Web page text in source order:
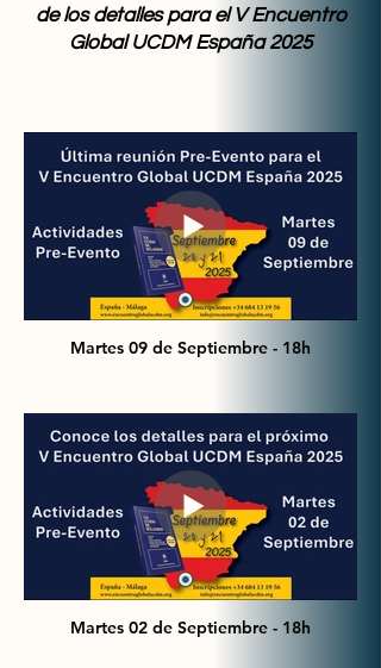
de los detalles para el V Encuentro
Global UCDM España 2025
Martes 09 de Septiembre - 18h
Martes 02 de Septiembre - 18h